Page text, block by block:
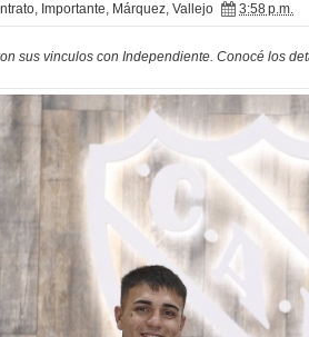
, Importante, Márquez, Vallejo 3:58 p.m.
sus vinculos con Independiente. Conocé los